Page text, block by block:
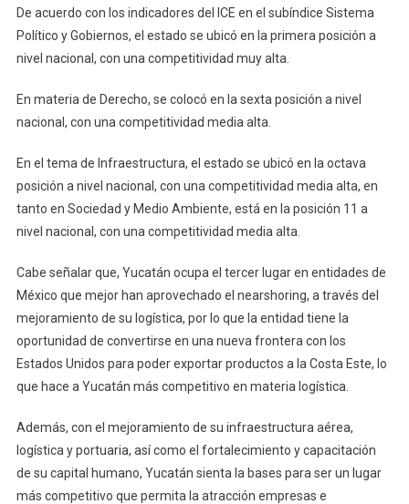
De acuerdo con los indicadores del ICE en el subíndice Sistema
Político y Gobiernos, el estado se ubicó en la primera posición a
nivel nacional, con una competitividad muy alta.
En materia de Derecho, se colocó en la sexta posición a nivel
nacional, con una competitividad media alta.
En el tema de Infraestructura, el estado se ubicó en la octava
posición a nivel nacional, con una competitividad media alta, en
tanto en Sociedad y Medio Ambiente, está en la posición 11 a
nivel nacional, con una competitividad media alta.
Cabe señalar que, Yucatán ocupa el tercer lugar en entidades de
México que mejor han aprovechado el nearshoring, a través del
mejoramiento de su logística, por lo que la entidad tiene la
oportunidad de convertirse en una nueva frontera con los
Estados Unidos para poder exportar productos a la Costa Este, lo
que hace a Yucatán más competitivo en materia logística.
Además, con el mejoramiento de su infraestructura aérea,
logística y portuaria, así como el fortalecimiento y capacitación
de su capital humano, Yucatán sienta la bases para ser un lugar
más competitivo que permita la atracción empresas e